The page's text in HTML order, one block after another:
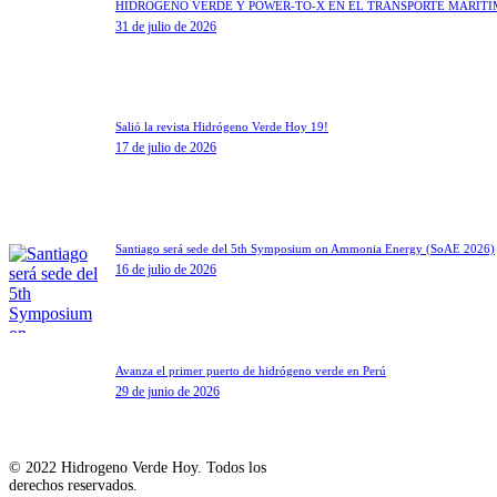
HIDRÓGENO VERDE Y POWER-TO-X EN EL TRANSPORTE
31 de julio de 2026
Salió la revista Hidrógeno Verde Hoy 19!
17 de julio de 2026
Santiago será sede del 5th Symposium on Ammonia Energy (SoAE 2026)
16 de julio de 2026
Avanza el primer puerto de hidrógeno verde en Perú
29 de junio de 2026
© 2022 Hidrogeno Verde Hoy. Todos los
derechos reservados.